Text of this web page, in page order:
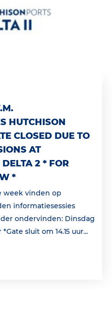
HUTCHISON
CLOSED DUE TO
AT
2 * FOR
*
week vinden op
informatiesessies
ondervinden: Dinsdag
*Gate sluit om 14.15 uur...